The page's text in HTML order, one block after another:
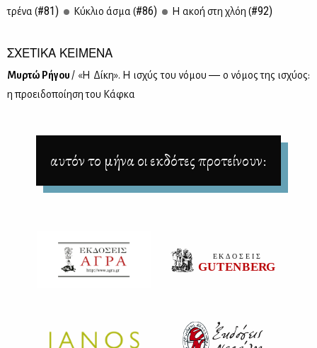
τρέ­να (#81) Κύ­κλιο άσμα (#86) Η ακοή στη χλόη (#92)
ΣΧΕΤΙΚΑ ΚΕΙΜΕΝΑ
Μυρ­τώ Ρή­γου/ «Η Δί­κη». Η ισχύς του νό­μου ― ο νό­μος της ισχύ­ος:
η προει­δο­ποί­η­ση του Κάφ­κα
αυτόν το μήνα οι εκδότες προτείνουν: